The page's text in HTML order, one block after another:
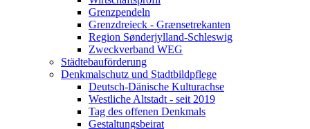
Grenzpendeln
Grenzdreieck - Grænsetrekanten
Region Sønderjylland-Schleswig
Zweckverband WEG
Städtebauförderung
Denkmalschutz und Stadtbildpflege
Deutsch-Dänische Kulturachse
Westliche Altstadt - seit 2019
Tag des offenen Denkmals
Gestaltungsbeirat